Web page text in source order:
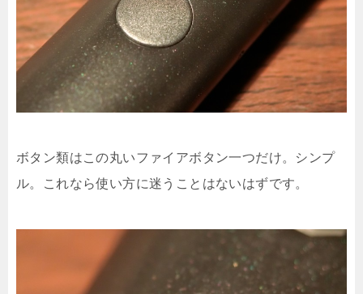
ボタン類はこの丸いファイアボタン一つだけ。シンプ
ル。これなら使い方に迷うことはないはずです。